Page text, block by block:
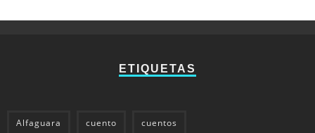
ETIQUETAS
Alfaguara cuento cuentos